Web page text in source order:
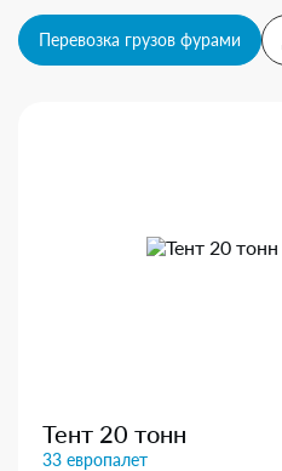
Перевозка грузов фурами
Тент 20 тонн
33 европалет